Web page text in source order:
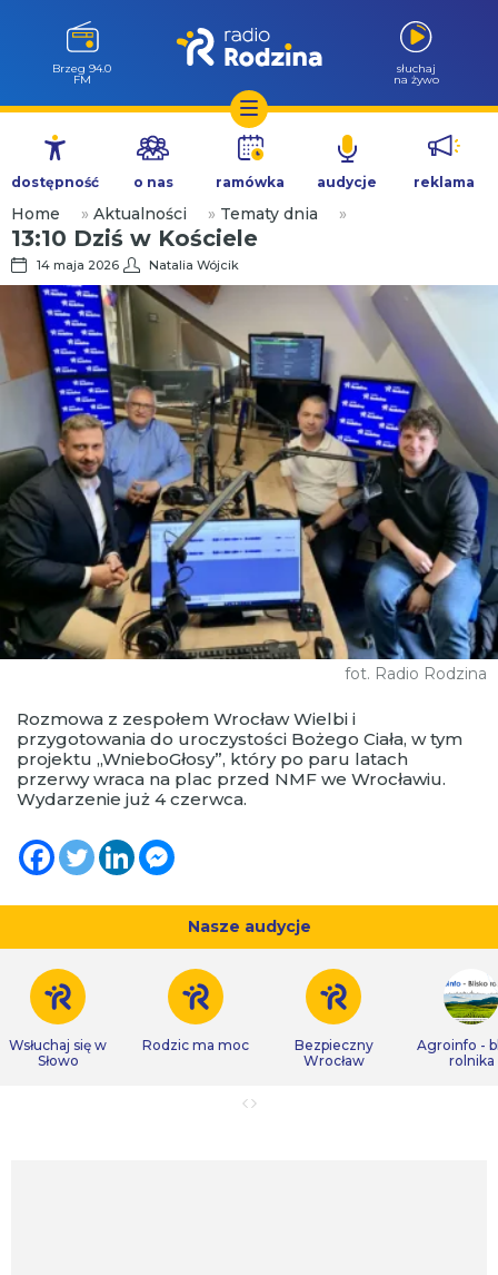
Przejdź
treści
Brzeg 94.0
FM
słuchaj
na żywo
dostępność o nas ramówka audycje reklama
Home » Aktualności » Tematy dnia »
13:10 Dziś w Kościele
14 maja 2026 Natalia Wójcik
fot. Radio Rodzina
Rozmowa z zespołem Wrocław Wielbi i
przygotowania do uroczystości Bożego Ciała, w tym
projektu „WnieboGłosy”, który po paru latach
przerwy wraca na plac przed NMF we Wrocławiu.
Wydarzenie już 4 czerwca.
Nasze audycje
Wsłuchaj się w
Słowo
Rodzic ma moc
Bezpieczny
Wrocław
Agroinfo -
rolnika